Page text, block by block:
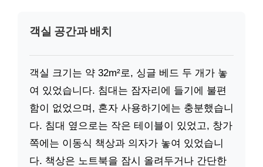
객실 공간과 배치
객실 크기는 약 32m²로, 싱글 베드 두 개가 놓
여 있었습니다. 침대는 잠자리에 들기에 불편
함이 없었으며, 혼자 사용하기에는 충분했습니
다. 침대 옆으로는 작은 테이블이 있었고, 창가
쪽에는 이동식 책상과 의자가 놓여 있었습니
다. 책상은 노트북을 잠시 올려두거나 간단한